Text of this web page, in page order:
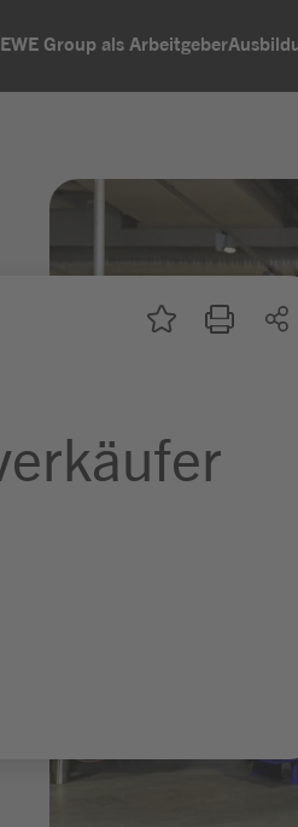
Group als Arbeitgeber